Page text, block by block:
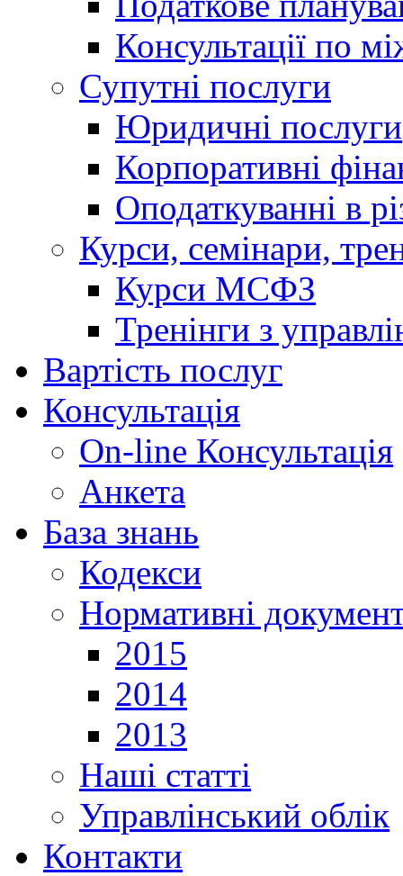
Консультації по
Супутні послуги
Юридичні послуги
Корпоративні
Оподаткуванні в
Курси, семінари,
Курси МСФЗ
Тренінги з
Вартість послуг
Консультація
On-line Консультація
Анкета
База знань
Кодекси
Нормативні
2015
2014
2013
Наші статті
Управлінський облік
Контакти